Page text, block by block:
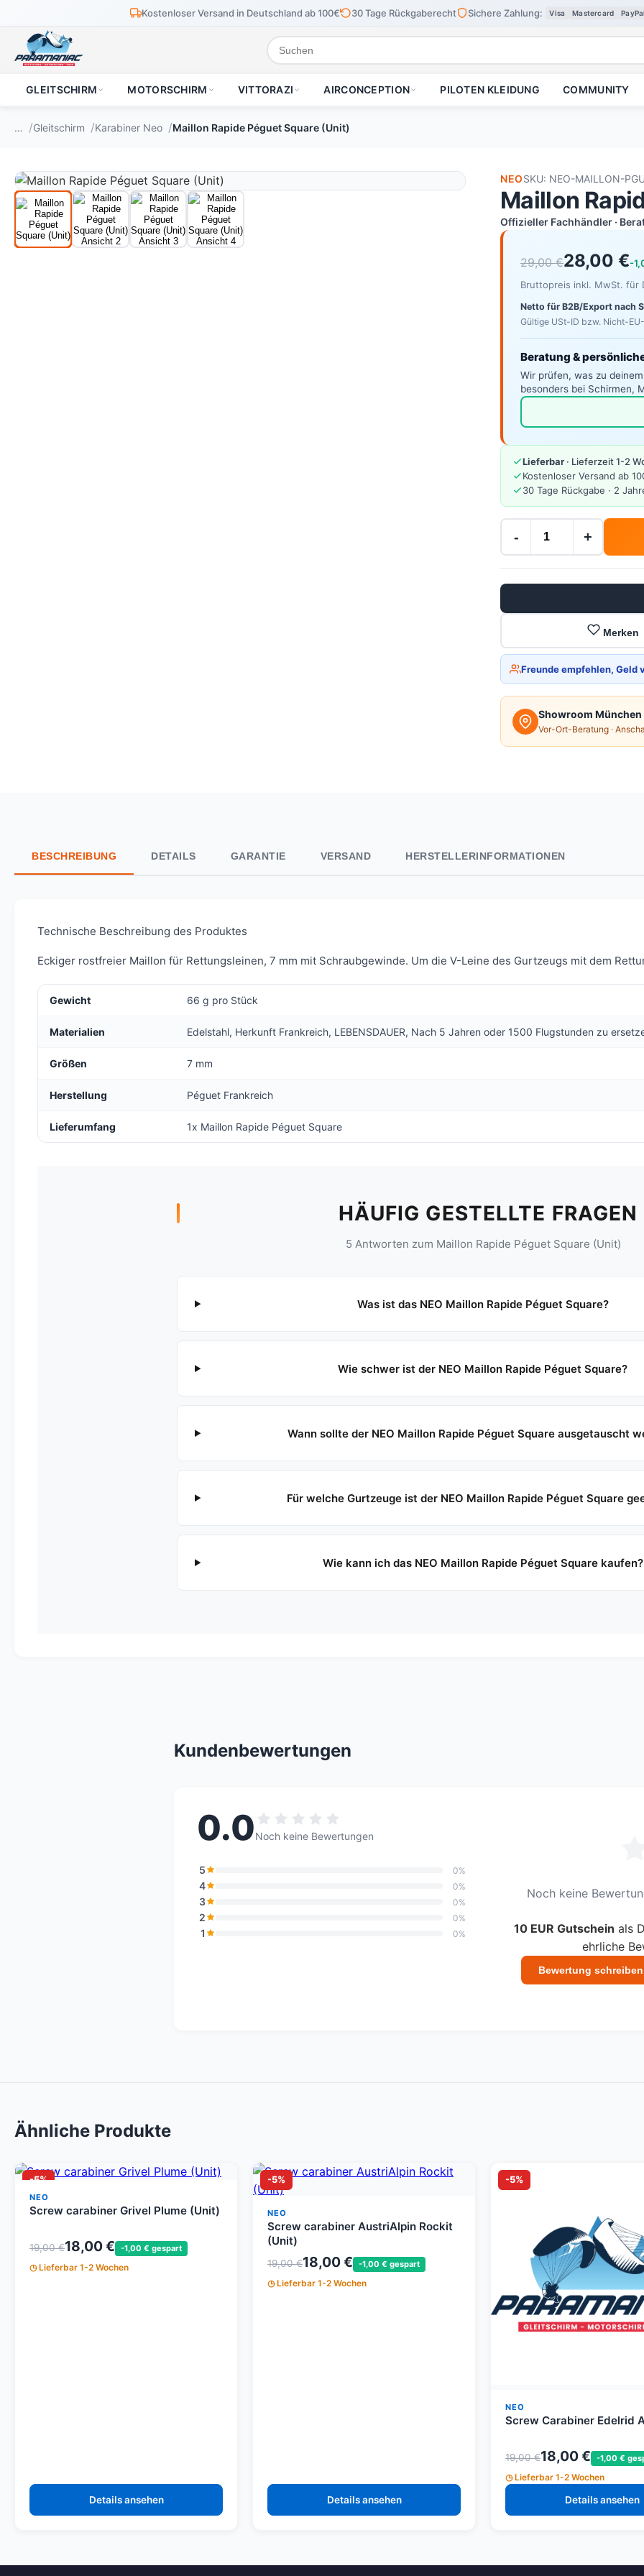
Kostenloser Versand in Deutschland ab 100€ 30 Tage Rückgaberecht Sichere Zahlung: Visa Mastercard
GLEITSCHIRM MOTORSCHIRM VITTORAZI AIRCONCEPTION PILOTEN KLEIDUNG COMMUNITY
… Gleitschirm Karabiner Neo Maillon Rapide Péguet Square (Unit)
NEOSKU: NEO-MAILLON-
Maillon
Offizieller Fachhändler ·
29,00 €28,00 €-
Bruttopreis inkl. MwSt. für
Netto für B2B/Export nach
Gültige USt-ID bzw. Nicht-
Beratung &
Wir prüfen, was zu
besonders bei Schirmen,
Lieferbar · Lieferzeit 1-2
Kostenloser Versand ab
30 Tage Rückgabe · 2
- +
Merken
Freunde empfehlen, Geld
Showroom München
Vor-Ort-Beratung ·
BESCHREIBUNG DETAILS GARANTIE VERSAND HERSTELLERINFORMATIONEN
Technische Beschreibung des Produktes
Eckiger rostfreier Maillon für Rettungsleinen, 7 mm mit Schraubgewinde. Um die V-Leine des Gurtzeugs mit dem
Gewicht 66 g pro Stück
Materialien Edelstahl, Herkunft Frankreich, LEBENSDAUER, Nach 5 Jahren oder 1500 Flugstunden zu
Größen 7 mm
Herstellung Péguet Frankreich
Lieferumfang 1x Maillon Rapide Péguet Square
HÄUFIG GESTELLTE FRAGEN
5 Antworten zum Maillon Rapide Péguet Square (Unit)
Was ist das NEO Maillon Rapide Péguet Square?
Wie schwer ist der NEO Maillon Rapide Péguet Square?
Wann sollte der NEO Maillon Rapide Péguet Square ausgetauscht
Für welche Gurtzeuge ist der NEO Maillon Rapide Péguet Square
Wie kann ich das NEO Maillon Rapide Péguet Square kaufen?
Kundenbewertungen
0.0Noch keine Bewertungen
5 0%
4 0%
3 0%
2 0%
1 0%
Noch keine
10 EUR Gutschein als
ehrliche
Bewertung
Ähnliche Produkte
-5%
NEO
Screw carabiner Grivel Plume (Unit)
19,00 €18,00 € -1,00 € gespart
Lieferbar 1-2 Wochen
Details ansehen
-5%
NEO
Screw carabiner AustriAlpin Rockit
(Unit)
19,00 €18,00 € -1,00 € gespart
Lieferbar 1-2 Wochen
Details ansehen
-5%
NEO
Screw Carabiner Edelrid
19,00 €18,00 € -1,00 €
Lieferbar 1-2 Wochen
Details ansehen